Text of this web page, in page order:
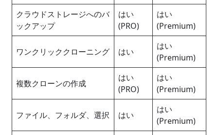
クラウドストレージへのバ
ックアップ
はい
(PRO)
はい
(Premium)
ワンクリッククローニング はい
はい
(Premium)
複数クローンの作成
はい
(PRO)
はい
(Premium)
ファイル、フォルダ、選択 はい
はい
(Premium)